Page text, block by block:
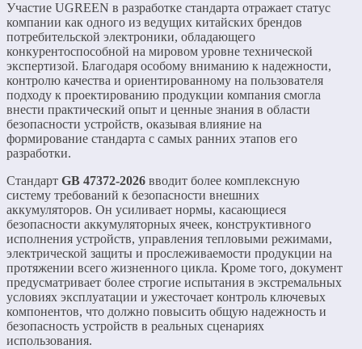
Участие UGREEN в разработке стандарта отражает статус
компании как одного из ведущих китайских брендов
потребительской электроники, обладающего
конкурентоспособной на мировом уровне технической
экспертизой. Благодаря особому вниманию к надежности,
контролю качества и ориентированному на пользователя
подходу к проектированию продукции компания смогла
внести практический опыт и ценные знания в области
безопасности устройств, оказывая влияние на
формирование стандарта с самых ранних этапов его
разработки.
Стандарт GB 47372-2026 вводит более комплексную
систему требований к безопасности внешних
аккумуляторов. Он усиливает нормы, касающиеся
безопасности аккумуляторных ячеек, конструктивного
исполнения устройств, управления тепловыми режимами,
электрической защиты и прослеживаемости продукции на
протяжении всего жизненного цикла. Кроме того, документ
предусматривает более строгие испытания в экстремальных
условиях эксплуатации и ужесточает контроль ключевых
компонентов, что должно повысить общую надежность и
безопасность устройств в реальных сценариях
использования.